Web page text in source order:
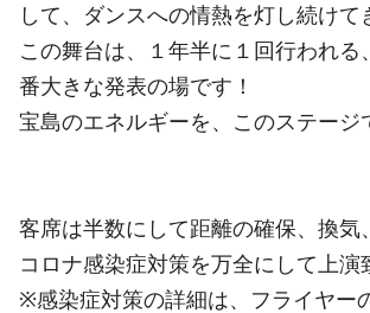
して、ダンスへの情熱を灯し続けて
この舞台は、１年半に１回行われる
番大きな発表の場です！
宝島のエネルギーを、このステージ
客席は半数にして距離の確保、換気
コロナ感染症対策を万全にして上演
※感染症対策の詳細は、フライヤー